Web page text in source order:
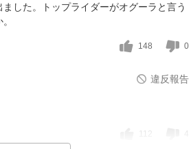
した。トップライダーがオグーラと言う
148 0
違反報告
112 4